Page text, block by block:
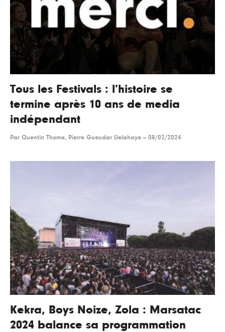
Tous les Festivals : l’histoire se
termine après 10 ans de media
indépendant
Par Quentin Thome, Pierre Gueudar Delahaye -- 08/02/2024
Kekra, Boys Noize, Zola : Marsatac
2024 balance sa programmation